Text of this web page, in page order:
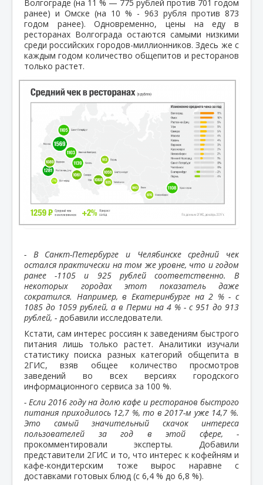
Волгограде (на 11 % — 775 рублей против 701 годом
ранее) и Омске (на 10 % - 963 рубля против 873
годом ранее). Одновременно, цены на еду в
ресторанах Волгограда остаются самыми низкими
среди российских городов-миллионников. Здесь же с
каждым годом количество общепитов и ресторанов
только растет.
- В Санкт-Петербурге и Челябинске средний чек
остался практически на том же уровне, что и годом
ранее -1105 и 925 рублей соответственно. В
некоторых городах этот показатель даже
сократился. Например, в Екатеринбурге на 2 % - с
1085 до 1059 рублей, а в Перми на 4 % - с 951 до 913
рублей, - добавили исследователи.
Кстати, сам интерес россиян к заведениям быстрого
питания лишь только растет. Аналитики изучали
статистику поиска разных категорий общепита в
2ГИС, взяв общее количество просмотров
заведений во всех версиях городского
информационного сервиса за 100 %.
- Если 2016 году на долю кафе и ресторанов быстрого
питания приходилось 12,7 %, то в 2017-м уже 14,7 %.
Это самый значительный скачок интереса
пользователей за год в этой сфере, -
прокомментировали эксперты. Добавили
представители 2ГИС и то, что интерес к кофейням и
кафе-кондитерским тоже вырос наравне с
доставками готовых блюд (с 6,4 % до 6,8 %).